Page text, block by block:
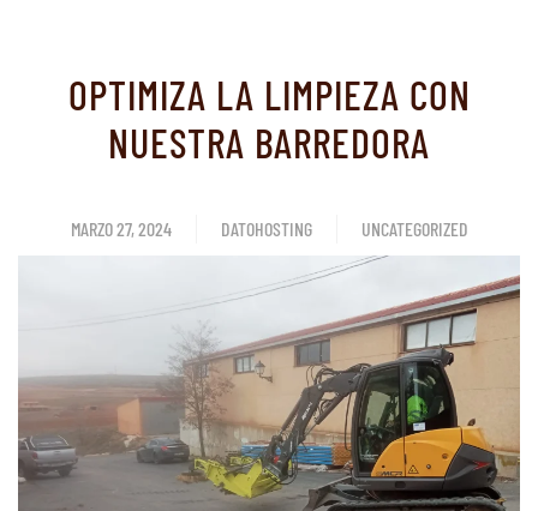
OPTIMIZA LA LIMPIEZA CON
NUESTRA BARREDORA
MARZO 27, 2024 DATOHOSTING UNCATEGORIZED